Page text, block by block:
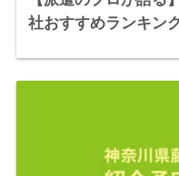
社おすすめランキン